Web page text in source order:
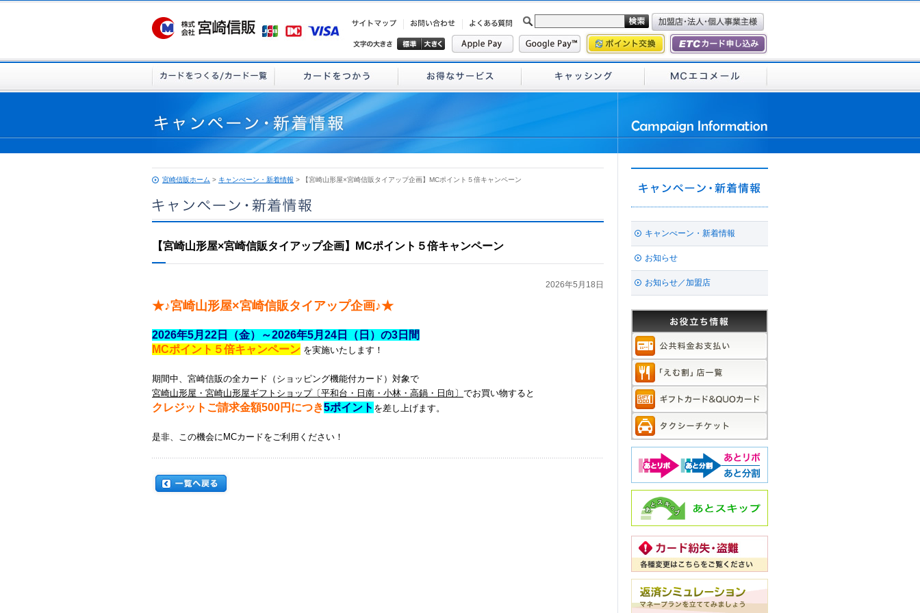
宮崎信販ホーム > キャンぺーン・新着情報 > 【宮崎山形屋×宮崎信販タイアップ企画】MCポイント５倍キャンペーン
【宮崎山形屋×宮崎信販タイアップ企画】MCポイント５倍キャンペーン
2026年5月18日
★♪宮崎山形屋×宮崎信販タイアップ企画♪★
2026年5月22日（金）～2026年5月24日（日）の3日間
MCポイント５倍キャンペーン を実施いたします！
期間中、宮崎信販の全カード（ショッピング機能付カード）対象で
宮崎山形屋・宮崎山形屋ギフトショップ〔平和台・日南・小林・高鍋・日向〕 でお買い物すると
クレジットご請求金額500円につき5ポイント を差し上げます。
是非、この機会にMCカードをご利用ください！
キャンぺーン・新着情報
お知らせ
お知らせ／加盟店